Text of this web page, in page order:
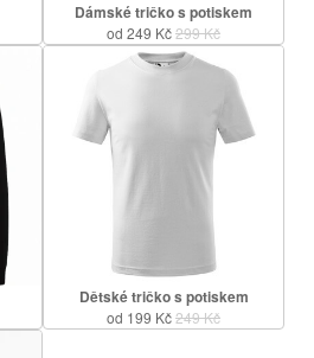
Dámské tričko s potiskem
od 249 Kč299 Kč
Dětské tričko s potiskem
od 199 Kč249 Kč